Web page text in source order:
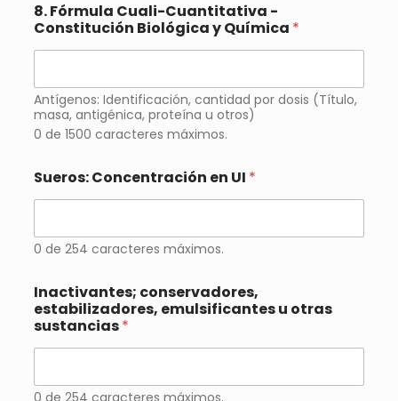
8. Fórmula Cuali-Cuantitativa -
Constitución Biológica y Química *
Antígenos: Identificación, cantidad por dosis (Título,
masa, antigénica, proteína u otros)
0 de 1500 caracteres máximos.
Sueros: Concentración en UI *
0 de 254 caracteres máximos.
Inactivantes; conservadores,
estabilizadores, emulsificantes u otras
sustancias*
0 de 254 caracteres máximos.